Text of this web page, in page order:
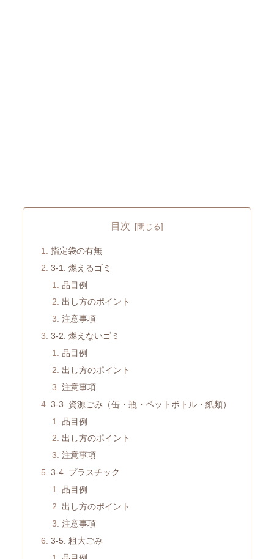
目次
指定袋の有無
3-1. 燃えるゴミ
品目例
出し方のポイント
注意事項
3-2. 燃えないゴミ
品目例
出し方のポイント
注意事項
3-3. 資源ごみ（缶・瓶・ペットボトル・紙類）
品目例
出し方のポイント
注意事項
3-4. プラスチック
品目例
出し方のポイント
注意事項
3-5. 粗大ごみ